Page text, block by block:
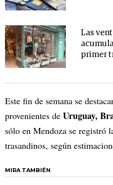
Las
primer
Este fin de semana se
provenientes de Uruguay,
sólo en Mendoza se registró
trasandinos, según
MIRA TAMBIÉN